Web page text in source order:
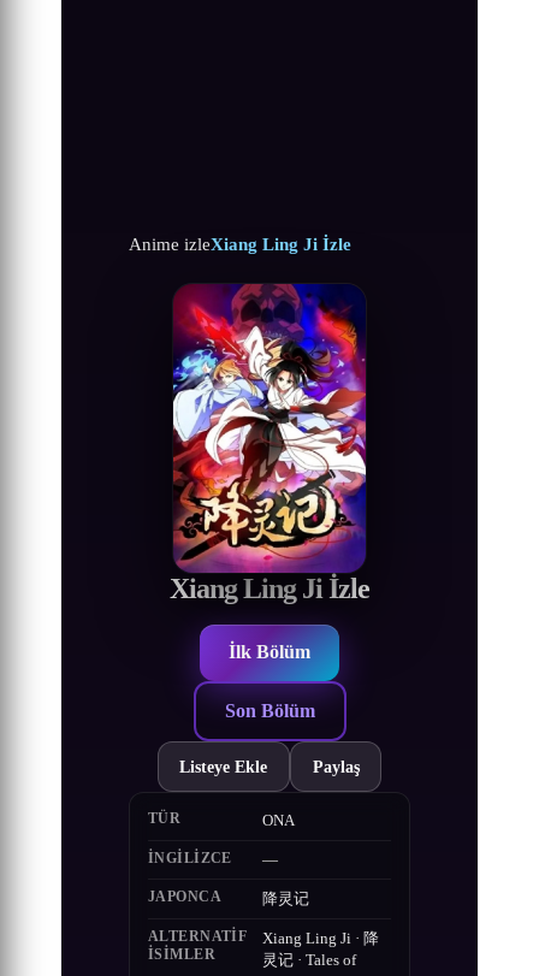
Anime izleXiang Ling Ji İzle
Xiang Ling Ji İzle
İlk Bölüm
Son Bölüm
Listeye Ekle Paylaş
TÜR ONA
İNGILIZCE —
JAPONCA 降灵记
ALTERNATIF
ISIMLER
Xiang Ling Ji · 降
灵记 · Tales of